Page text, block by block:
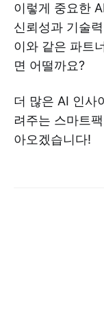
이렇게 중요한
신뢰성과 기술
이와 같은 파트
면 어떨까요?
더 많은 AI 인사
려주는 스마트
아오겠습니다!